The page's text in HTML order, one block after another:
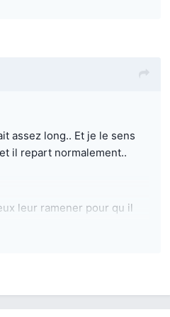
assez long.. Et je le sens
il repart normalement..
leur ramener pour qu il